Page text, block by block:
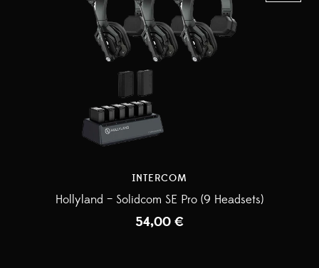
INTERCOM
Hollyland – Solidcom SE Pro (9 Headsets)
54,00 €